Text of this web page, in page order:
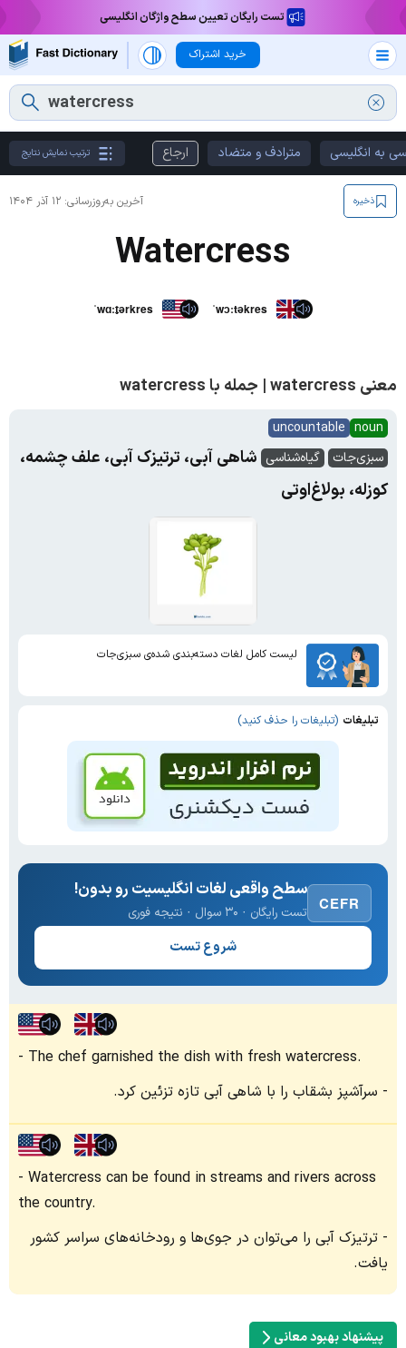
تست رایگان تعیین سطح واژگان انگلیسی
خرید اشتراک
به انگلیسی مترادف و متضاد ارجاع ترتیب نمایش نتایج
آخرین به‌روزرسانی: ۱۲ آذر ۱۴۰۴ ذخیره
Watercress
ˈwɑːt̬ərkres ˈwɔːtəkres
معنی watercress | جمله با watercress
noun
uncountable
سبزی‌جات
گیاه‌شناسی شاهی آبی، ترتیزک آبی، علف چشمه،
کوزله، بولاغ‌اوتی
لیست کامل لغات دسته‌بندی شده‌ی سبزی‌جات
تبلیغات (تبلیغات را حذف کنید)
CEFR
سطح واقعی لغات انگلیسیت رو بدون!
تست رایگان · ۳۰ سوال · نتیجه فوری
شروع تست
The chef garnished the dish with fresh watercress.
سرآشپز بشقاب را با شاهی آبی تازه تزئین کرد.
Watercress can be found in streams and rivers across
the country.
ترتیزک آبی را می‌توان در جوی‌ها و رودخانه‌های سراسر کشور
یافت.
پیشنهاد بهبود معانی